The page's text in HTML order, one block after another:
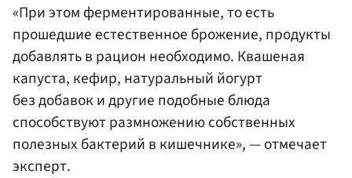
«При этом ферментированные, то есть
прошедшие естественное брожение, продукты
добавлять в рацион необходимо. Квашеная
капуста, кефир, натуральный йогурт
без добавок и другие подобные блюда
способствуют размножению собственных
полезных бактерий в кишечнике», — отмечает
эксперт.